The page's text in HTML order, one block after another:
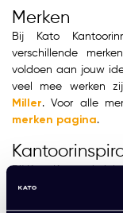
Merken
Bij Kato
verschillende
voldoen aan jouw
veel mee werken
Miller. Voor alle
merken pagina.
zien wat we